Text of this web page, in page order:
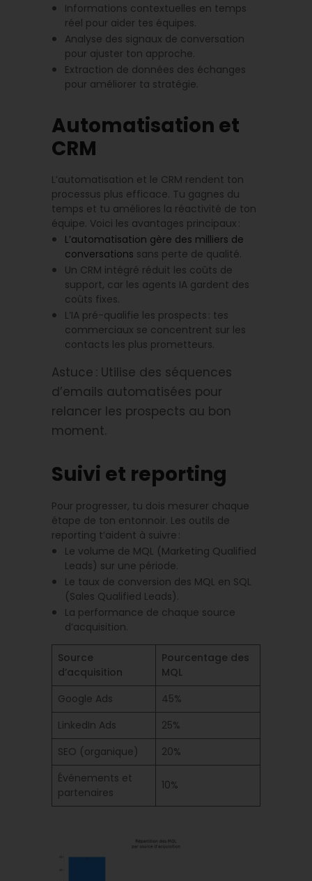
Informations contextuelles en temps
réel pour aider tes équipes.
Analyse des signaux de conversation
pour ajuster ton approche.
Extraction de données des échanges
pour améliorer ta stratégie.
Automatisation et
CRM
L’automatisation et le CRM rendent ton
processus plus efficace. Tu gagnes du
temps et tu améliores la réactivité de ton
équipe. Voici les avantages principaux :
L’automatisation gère des milliers de
conversations sans perte de qualité.
Un CRM intégré réduit les coûts de
support, car les agents IA gardent des
coûts fixes.
L’IA pré-qualifie les prospects : tes
commerciaux se concentrent sur les
contacts les plus prometteurs.
Astuce : Utilise des séquences
d’emails automatisées pour
relancer les prospects au bon
moment.
Suivi et reporting
Pour progresser, tu dois mesurer chaque
étape de ton entonnoir. Les outils de
reporting t’aident à suivre :
Le volume de MQL (Marketing Qualified
Leads) sur une période.
Le taux de conversion des MQL en SQL
(Sales Qualified Leads).
La performance de chaque source
d’acquisition.
Source
d’acquisition
Pourcentage des
MQL
Google Ads
45%
LinkedIn Ads
25%
SEO (organique)
20%
Événements et
partenaires
10%